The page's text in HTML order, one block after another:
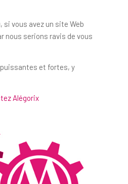
si vous avez un site Web
nous serions ravis de vous
puissantes et fortes, y
Alégorix